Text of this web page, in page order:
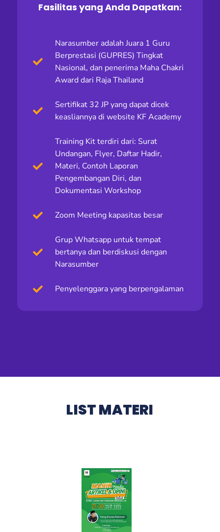
Fasilitas yang Anda Dapatkan:
Narasumber adalah Juara 1 Guru
Berprestasi (GUPRES) Tingkat
Nasional, dan penerima Maha Chakri
Award dari Raja Thailand
Sertifikat 32 JP yang dapat dicek
keasliannya di website KF Academy
Training Kit terdiri dari: Surat
Undangan, Flyer, Daftar Hadir,
Materi, Contoh Laporan
Pengembangan Diri, dan
Dokumentasi Workshop
Zoom Meeting kapasitas besar
Grup Whatsapp untuk tempat
bertanya dan berdiskusi dengan
Narasumber
Penyelenggara yang berpengalaman
LIST MATERI